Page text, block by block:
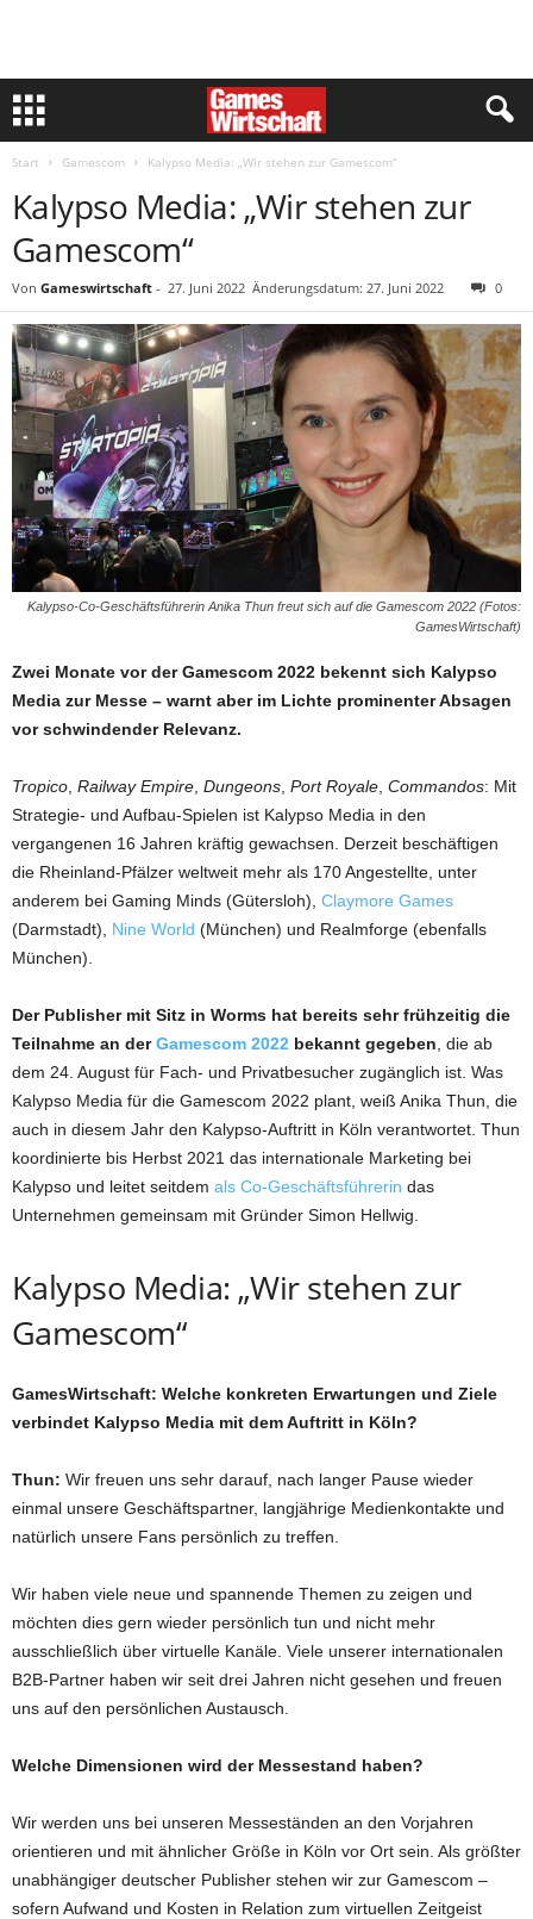
Start Gamescom Kalypso Media: „Wir stehen zur Gamescom“
Kalypso Media: „Wir stehen zur
Gamescom“
Von Gameswirtschaft - 27. Juni 2022 Änderungsdatum: 27. Juni 2022 0
Kalypso-Co-Geschäftsführerin Anika Thun freut sich auf die Gamescom 2022 (Fotos:
GamesWirtschaft)
Zwei Monate vor der Gamescom 2022 bekennt sich Kalypso
Media zur Messe – warnt aber im Lichte prominenter Absagen
vor schwindender Relevanz.
Tropico Railway Empire Dungeons Port Royale Commandos: Mit
Strategie- und Aufbau-Spielen ist Kalypso Media in den
vergangenen 16 Jahren kräftig gewachsen. Derzeit beschäftigen
die Rheinland-Pfälzer weltweit mehr als 170 Angestellte, unter
anderem bei Gaming Minds (Gütersloh), Claymore Games
(Darmstadt), Nine World (München) und Realmforge (ebenfalls
München).
Der Publisher mit Sitz in Worms hat bereits sehr frühzeitig die
Teilnahme an derGamescom 2022 bekannt gegeben , die ab
dem 24. August für Fach- und Privatbesucher zugänglich ist. Was
Kalypso Media für die Gamescom 2022 plant, weiß Anika Thun, die
auch in diesem Jahr den Kalypso-Auftritt in Köln verantwortet. Thun
koordinierte bis Herbst 2021 das internationale Marketing bei
Kalypso und leitet seitdem als Co-Geschäftsführerin das
Unternehmen gemeinsam mit Gründer Simon Hellwig.
Kalypso Media: „Wir stehen zur
Gamescom“
GamesWirtschaft: Welche konkreten Erwartungen und Ziele
verbindet Kalypso Media mit dem Auftritt in Köln?
Thun: Wir freuen uns sehr darauf, nach langer Pause wieder
einmal unsere Geschäftspartner, langjährige Medienkontakte und
natürlich unsere Fans persönlich zu treffen.
Wir haben viele neue und spannende Themen zu zeigen und
möchten dies gern wieder persönlich tun und nicht mehr
ausschließlich über virtuelle Kanäle. Viele unserer internationalen
B2B-Partner haben wir seit drei Jahren nicht gesehen und freuen
uns auf den persönlichen Austausch.
Welche Dimensionen wird der Messestand haben?
Wir werden uns bei unseren Messeständen an den Vorjahren
orientieren und mit ähnlicher Größe in Köln vor Ort sein. Als größter
unabhängiger deutscher Publisher stehen wir zur Gamescom –
sofern Aufwand und Kosten in Relation zum virtuellen Zeitgeist